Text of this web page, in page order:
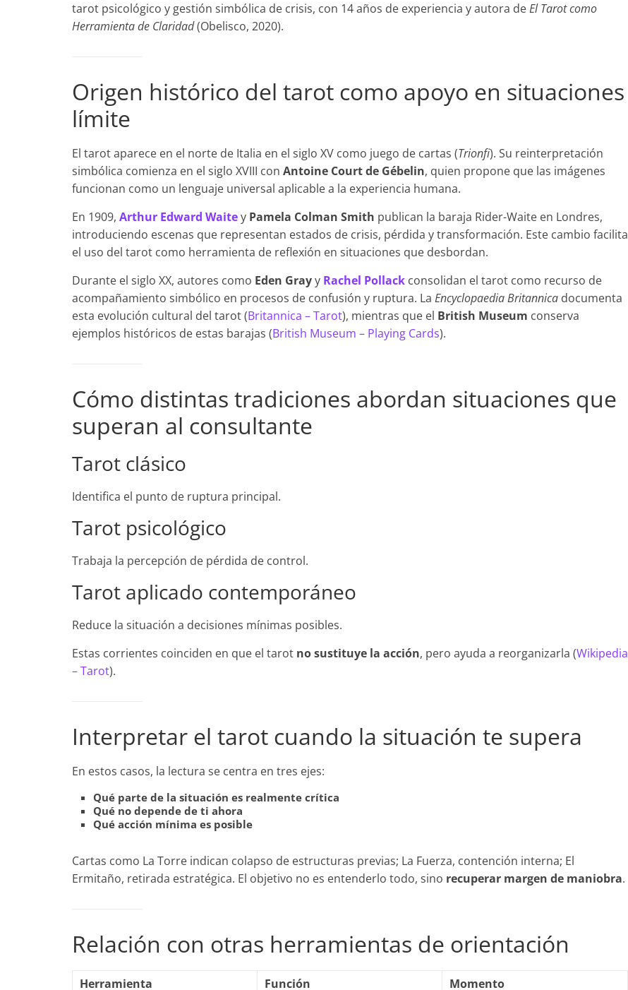
tarot psicológico y gestión simbólica de crisis, con 14 años de experiencia y autora deEl Tarot como
Herramienta de Claridad(Obelisco, 2020).
Origen histórico del tarot como apoyo en situaciones
límite
El tarot aparece en el norte de Italia en el siglo XV como juego de cartas (Trionfi). Su reinterpretación
simbólica comienza en el siglo XVIII con Antoine Court de Gébelin, quien propone que las imágenes
funcionan como un lenguaje universal aplicable a la experiencia humana.
En 1909, Arthur Edward Waitey Pamela Colman Smith publican la baraja Rider-Waite en Londres,
introduciendo escenas que representan estados de crisis, pérdida y transformación. Este cambio facilita
el uso del tarot como herramienta de reflexión en situaciones que desbordan.
Durante el siglo XX, autores como Eden Grayy Rachel Pollack consolidan el tarot como recurso de
acompañamiento simbólico en procesos de confusión y ruptura. La Encyclopaedia Britannica documenta
esta evolución cultural del tarot (Britannica – Tarot), mientras que el British Museum conserva
ejemplos históricos de estas barajas (British Museum – Playing Cards).
Cómo distintas tradiciones abordan situaciones que
superan al consultante
Tarot clásico
Identifica el punto de ruptura principal.
Tarot psicológico
Trabaja la percepción de pérdida de control.
Tarot aplicado contemporáneo
Reduce la situación a decisiones mínimas posibles.
Estas corrientes coinciden en que el tarot no sustituye la acción, pero ayuda a reorganizarla (Wikipedia
– Tarot).
Interpretar el tarot cuando la situación te supera
En estos casos, la lectura se centra en tres ejes:
Qué parte de la situación es realmente crítica
Qué no depende de ti ahora
Qué acción mínima es posible
Cartas como La Torre indican colapso de estructuras previas; La Fuerza, contención interna; El
Ermitaño, retirada estratégica. El objetivo no es entenderlo todo, sino recuperar margen de maniobra.
Relación con otras herramientas de orientación
Herramienta Función Momento